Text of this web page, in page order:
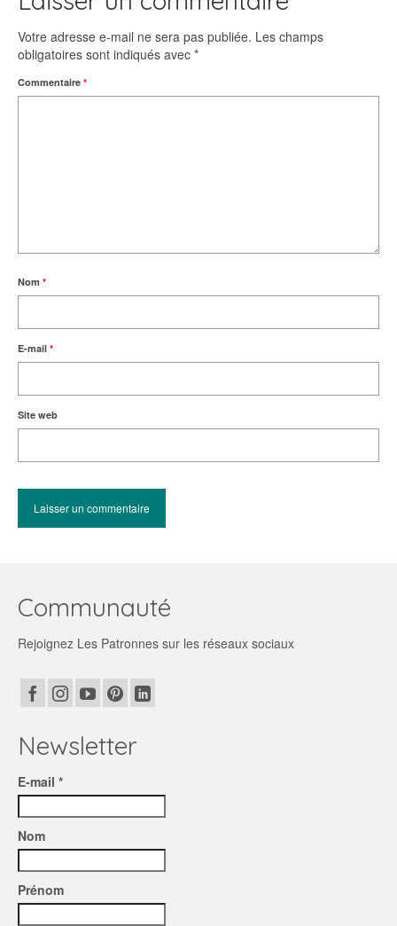
Votre adresse e-mail ne sera pas publiée. Les champs
obligatoires sont indiqués avec *
Commentaire *
Nom *
E-mail *
Site web
Communauté
Rejoignez Les Patronnes sur les réseaux sociaux
Newsletter
E-mail *
Nom
Prénom